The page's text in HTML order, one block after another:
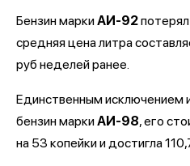
Бензин маркиАИ-92
средняя цена литра
руб неделей ранее.
Единственным исключением
бензин маркиАИ-98, его
на 53 копейки и достигла